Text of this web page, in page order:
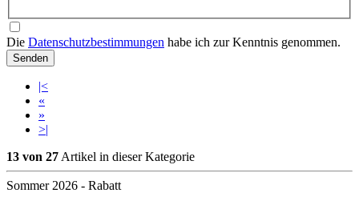
Die Datenschutzbestimmungen habe ich zur Kenntnis genommen.
Senden
|<
«
»
>|
13 von 27Artikel in dieser Kategorie
Sommer 2026 - Rabatt